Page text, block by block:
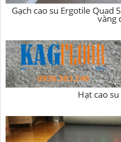
Gạch cao su Ergotile Quad
vàng
Hạt cao